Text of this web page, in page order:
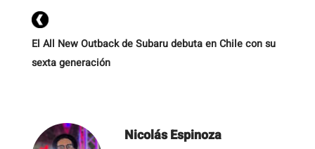
El All New Outback de Subaru debuta en Chile con su
sexta generación
Nicolás Espinoza